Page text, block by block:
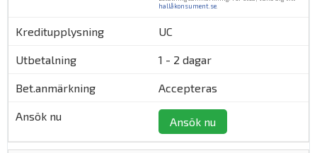
hallåkonsument.se.
UC
1 - 2 dagar
Accepteras
Ansök nu